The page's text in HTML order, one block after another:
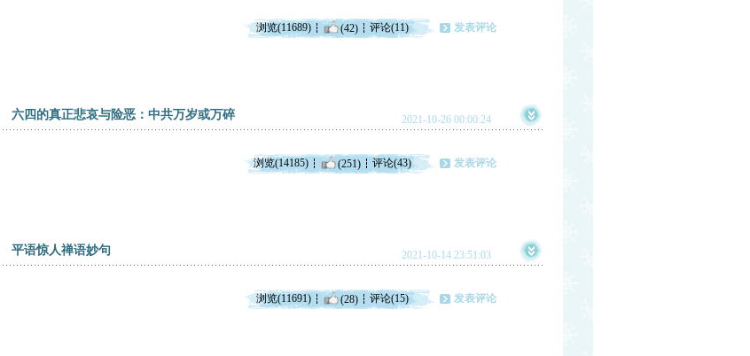
浏览(11689) (42) 评论(11) 发表评论
六四的真正悲哀与险恶：中共万岁或万碎 2021-10-26 00:00:24
浏览(14185) (251) 评论(43) 发表评论
平语惊人禅语妙句 2021-10-14 23:51:03
浏览(11691) (28) 评论(15) 发表评论